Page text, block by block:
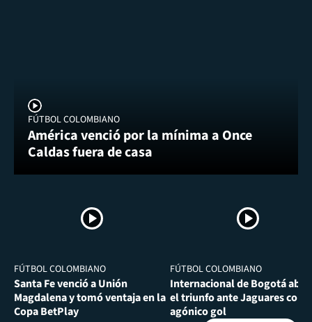
FÚTBOL COLOMBIANO
América venció por la mínima a Once
Caldas fuera de casa
FÚTBOL COLOMBIANO
Santa Fe venció a Unión
Magdalena y tomó ventaja en la
Copa BetPlay
FÚTBOL COLOMBIANO
Internacional de Bogotá
el triunfo ante Jaguares con
agónico gol